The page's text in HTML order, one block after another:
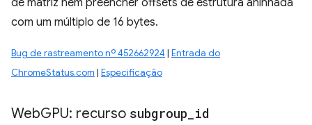
de matriz nem preencher offsets de estrutura aninhada
com um múltiplo de 16 bytes.
Bug de rastreamento nº 452662924 | Entrada do
ChromeStatus.com | Especificação
WebGPU: recurso subgroup id